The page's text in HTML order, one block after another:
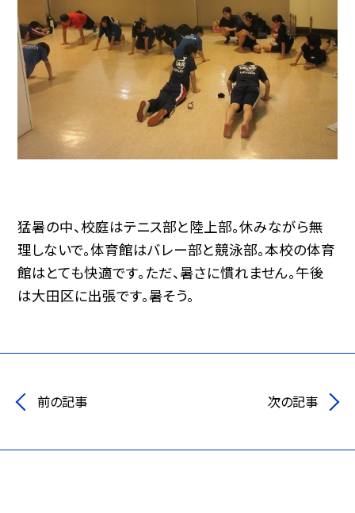
猛暑の中、校庭はテニス部と陸上部。休みながら無
理しないで。体育館はバレー部と競泳部。本校の体育
館はとても快適です。ただ、暑さに慣れません。午後
は大田区に出張です。暑そう。
前の記事 次の記事